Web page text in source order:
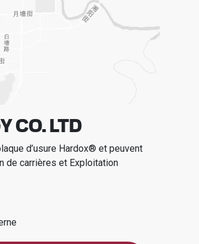
CO. LTD
d’usure Hardox® et peuvent
de carrières et Exploitation